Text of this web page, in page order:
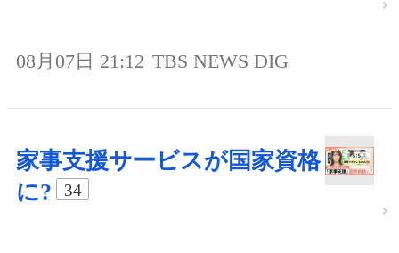
08月07日 21:12 TBS NEWS DIG
家事支援サービスが国家資格
に?
34